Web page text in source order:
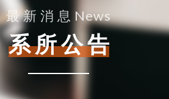
最 新 消 息 News
系 所 公 告